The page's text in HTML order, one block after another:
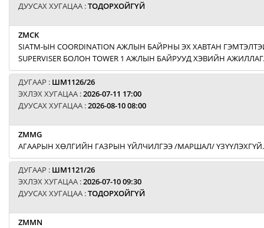
ДУУСАХ ХУГАЦАА :ТОДОРХОЙГҮЙ
ZMCK
SIATM-ЫН COORDINATION АЖЛЫН БАЙРНЫ ЭХ ХАВТАН
SUPERVISER БОЛОН TOWER 1 АЖЛЫН БАЙРУУД ХЭВИЙН
ДУГААР : ШМ1126/26
ЭХЛЭХ ХУГАЦАА :2026-07-11 17:00
ДУУСАХ ХУГАЦАА :2026-08-10 08:00
ZMMG
АГААРЫН ХӨЛГИЙН ГАЗРЫН ҮЙЛЧИЛГЭЭ /МАРШАЛ/ ҮЗҮҮЛЭХГҮЙ.
ДУГААР : ШМ1121/26
ЭХЛЭХ ХУГАЦАА :2026-07-10 09:30
ДУУСАХ ХУГАЦАА :ТОДОРХОЙГҮЙ
ZMMN